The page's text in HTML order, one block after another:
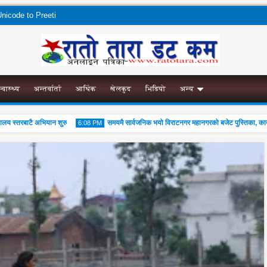
to Preeti
अन्तर्वार्ता आर्थिक खेलकुद भिडियो अन्य
अभियान शुरु 6:08 PM
04 Aug
2026
समयमै सार्वजनिक भयो विराटनगर महानगरको बजेट पुस्तिका,